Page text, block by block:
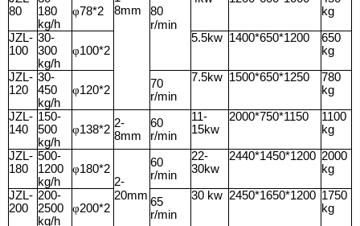
8mm
80
r/min
80
180
kg/h
φ78*2
kg
JZL-
100
30-
300
kg/h
φ100*2
5.5kw 1400*650*1200
650
kg
JZL-
120
30-
450
kg/h
φ120*2
70
r/min
7.5kw 1500*650*1250
780
kg
JZL-
140
150-
500
kg/h
φ138*2 2-
8mm
60
r/min
11-
15kw
2000*750*1150
1100
kg
JZL-
180
500-
1200
kg/h
φ180*2
2-
20mm
60
r/min
22-
30kw
2440*1450*1200 2000
kg
JZL-
200
200-
2500
kg/h
φ200*2
65
r/min
30 kw 2450*1650*1200 1750
kg